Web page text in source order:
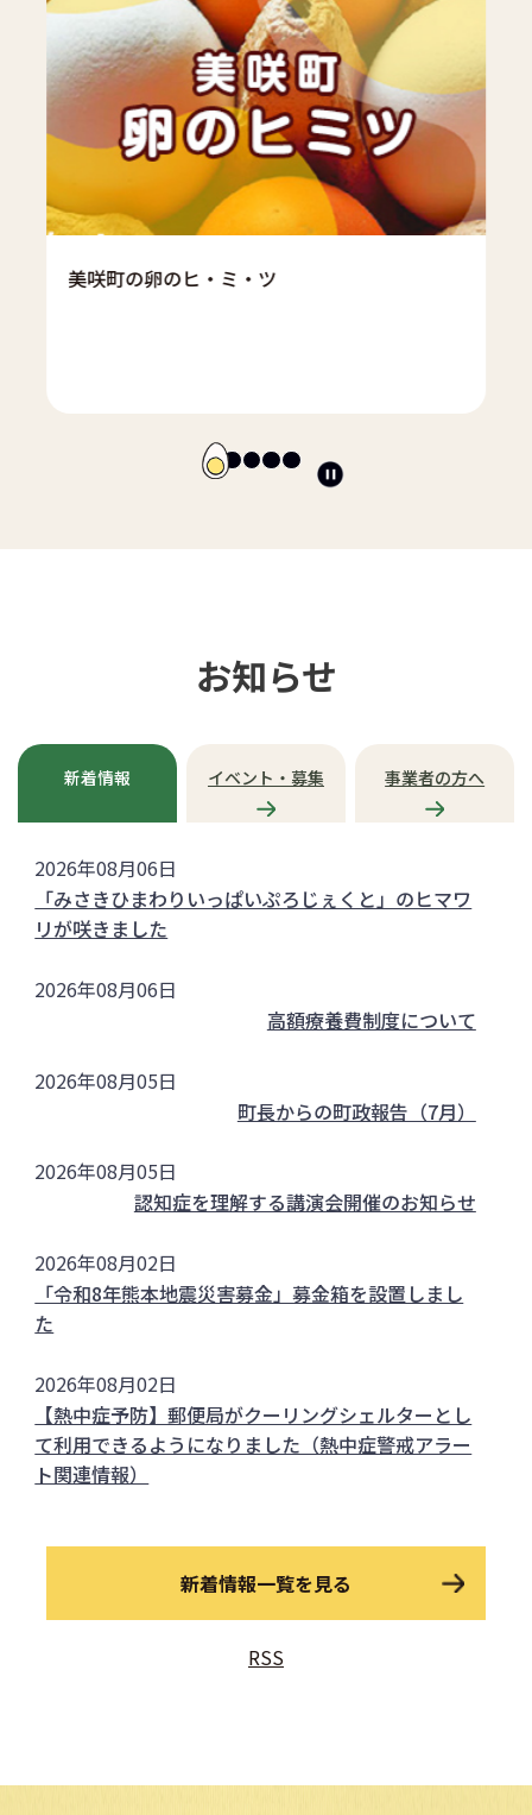
美咲町の卵のヒ・ミ・ツ
ス
ラ
お知らせ
新着情報 イベント・募集 事業者の方へ
2026年08月06日
「みさきひまわりいっぱいぷろじぇくと」のヒマワ
リが咲きました
2026年08月06日
高額療養費制度について
2026年08月05日
町長からの町政報告（7月）
2026年08月05日
認知症を理解する講演会開催のお知らせ
2026年08月02日
「令和8年熊本地震災害募金」募金箱を設置しまし
た
2026年08月02日
【熱中症予防】郵便局がクーリングシェルターとし
て利用できるようになりました（熱中症警戒アラー
ト関連情報）
新着情報一覧を見る
RSS